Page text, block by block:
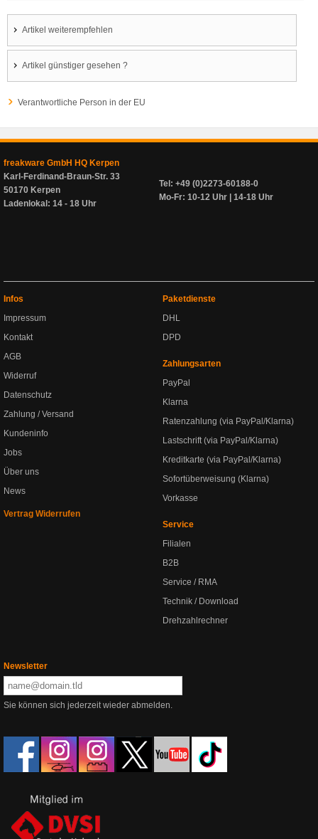
Artikel weiterempfehlen
Artikel günstiger gesehen ?
Verantwortliche Person in der EU
freakware GmbH HQ Kerpen
Karl-Ferdinand-Braun-Str. 33
50170 Kerpen
Ladenlokal: 14 - 18 Uhr
Tel: +49 (0)2273-60188-0
Mo-Fr: 10-12 Uhr | 14-18 Uhr
Infos
Impressum
Kontakt
AGB
Widerruf
Datenschutz
Zahlung / Versand
Kundeninfo
Jobs
Über uns
News
Vertrag Widerrufen
Paketdienste
DHL
DPD
Zahlungsarten
PayPal
Klarna
Ratenzahlung (via PayPal/Klarna)
Lastschrift (via PayPal/Klarna)
Kreditkarte (via PayPal/Klarna)
Sofortüberweisung (Klarna)
Vorkasse
Service
Filialen
B2B
Service / RMA
Technik / Download
Drehzahlrechner
Newsletter
Sie können sich jederzeit wieder abmelden.